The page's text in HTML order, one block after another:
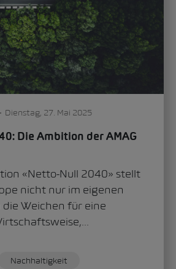
Dienstag, 27. Mai 2025
Die Ambition der AMAG
«Netto-Null 2040» stellt
nicht nur im eigenen
Weichen für eine
Nachhaltigkeit